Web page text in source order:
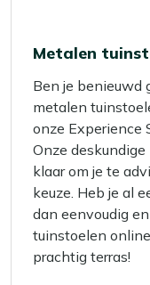
Metalen
Ben je benieuwd
metalen
onze Experience
Onze
klaar om je te
keuze. Heb je al
dan eenvoudig
tuinstoelen
prachtig terras!